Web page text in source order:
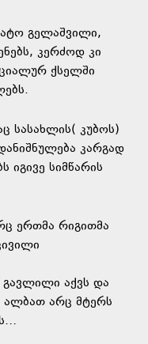
გელაშვილი,
კერძოდ კი
ქსელში
სასახლის( კუბოს)
კარგად
იგივე სიმწარის
ერთმა რიგითმა
გავლილი აქვს და
ალბათ არც მტერს